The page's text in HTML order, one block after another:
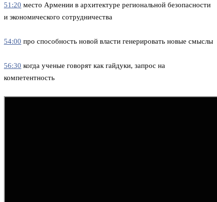
51:20 место Армении в архитектуре региональной безопасности
и экономического сотрудничества
54:00 про способность новой власти генерировать новые смыслы
56:30 когда ученые говорят как гайдуки, запрос на
компетентность